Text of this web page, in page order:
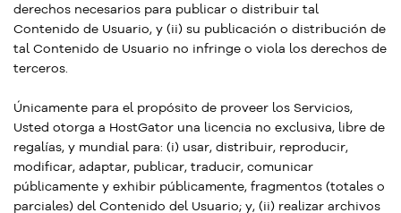
derechos necesarios para publicar o distribuir tal
Contenido de Usuario, y (ii) su publicación o distribución de
tal Contenido de Usuario no infringe o viola los derechos de
terceros.
Únicamente para el propósito de proveer los Servicios,
Usted otorga a HostGator una licencia no exclusiva, libre de
regalías, y mundial para: (i) usar, distribuir, reproducir,
modificar, adaptar, publicar, traducir, comunicar
públicamente y exhibir públicamente, fragmentos (totales o
parciales) del Contenido del Usuario; y, (ii) realizar archivos